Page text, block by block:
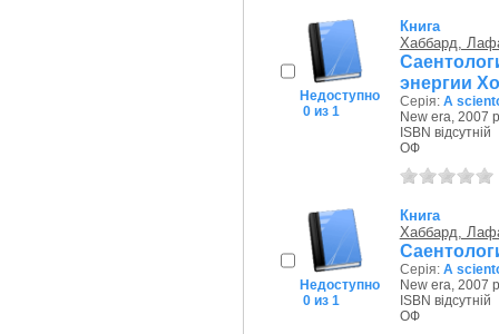
Недоступно
0 из 1
Книга
Хаббард,
энергии
Серія: A
New era, 2007
ISBN відсутній
ОФ
Недоступно
0 из 1
Книга
Хаббард,
Серія: A
New era, 2007
ISBN відсутній
ОФ